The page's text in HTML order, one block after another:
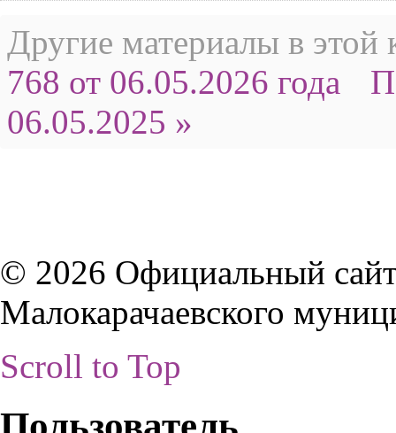
Другие материалы в этой
768 от 06.05.2026 года
06.05.2025 »
© 2026 Официальный
Малокарачаевского
Scroll to Top